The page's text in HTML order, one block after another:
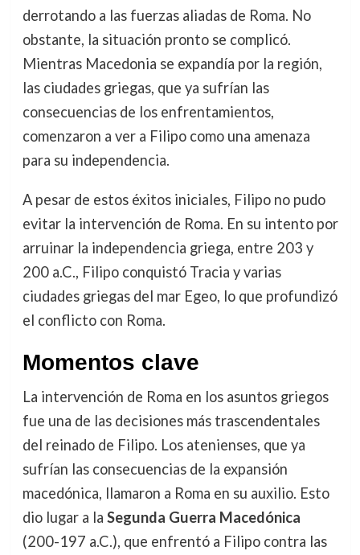
derrotando a las fuerzas aliadas de Roma. No
obstante, la situación pronto se complicó.
Mientras Macedonia se expandía por la región,
las ciudades griegas, que ya sufrían las
consecuencias de los enfrentamientos,
comenzaron a ver a Filipo como una amenaza
para su independencia.
A pesar de estos éxitos iniciales, Filipo no pudo
evitar la intervención de Roma. En su intento por
arruinar la independencia griega, entre 203 y
200 a.C., Filipo conquistó Tracia y varias
ciudades griegas del mar Egeo, lo que profundizó
el conflicto con Roma.
Momentos clave
La intervención de Roma en los asuntos griegos
fue una de las decisiones más trascendentales
del reinado de Filipo. Los atenienses, que ya
sufrían las consecuencias de la expansión
macedónica, llamaron a Roma en su auxilio. Esto
dio lugar a la Segunda Guerra Macedónica
(200-197 a.C.), que enfrentó a Filipo contra las